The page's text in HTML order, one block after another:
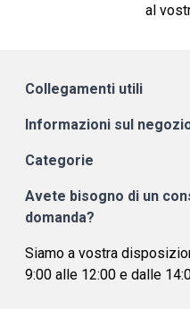
al
Collegamenti utili
Informazioni sul
Categorie
Avete bisogno di un
domanda?
Siamo a vostra
9:00 alle 12:00 e dalle